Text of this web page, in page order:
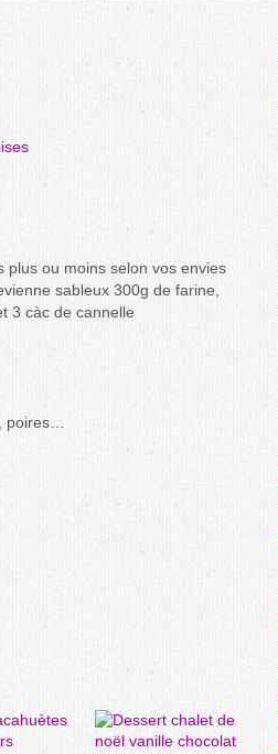
plus ou moins selon vos envies
sableux 300g de farine,
3 càc de cannelle
poires…